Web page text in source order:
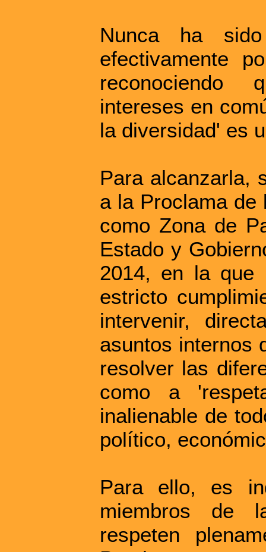
Nunca ha
efectivamente
reconociendo
intereses en
la diversidad' es
Para alcanzarla,
a la Proclama de
como Zona de
Estado y
2014, en la que
estricto
intervenir,
asuntos internos
resolver las
como a
inalienable de
político,
Para ello, es
miembros de
respeten